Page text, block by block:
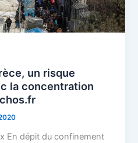
un risque
la concentration
En dépit du confinement